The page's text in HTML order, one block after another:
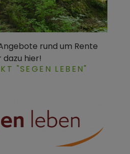
rund um Rente
hier!
"SEGEN LEBEN"